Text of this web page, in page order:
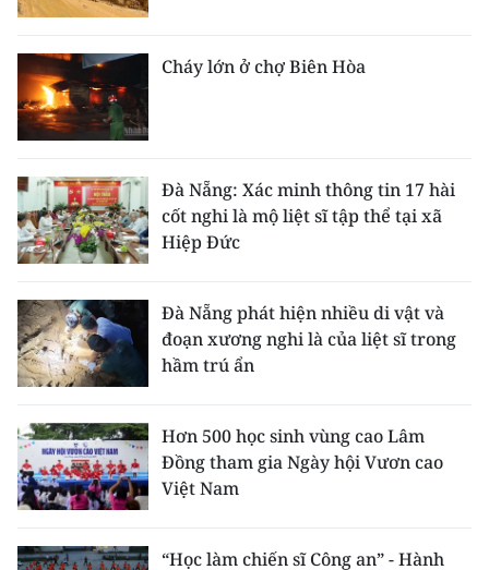
Cháy lớn ở chợ Biên Hòa
Đà Nẵng: Xác minh thông tin 17 hài
cốt nghi là mộ liệt sĩ tập thể tại xã
Hiệp Đức
Đà Nẵng phát hiện nhiều di vật và
đoạn xương nghi là của liệt sĩ trong
hầm trú ẩn
Hơn 500 học sinh vùng cao Lâm
Đồng tham gia Ngày hội Vươn cao
Việt Nam
“Học làm chiến sĩ Công an” - Hành